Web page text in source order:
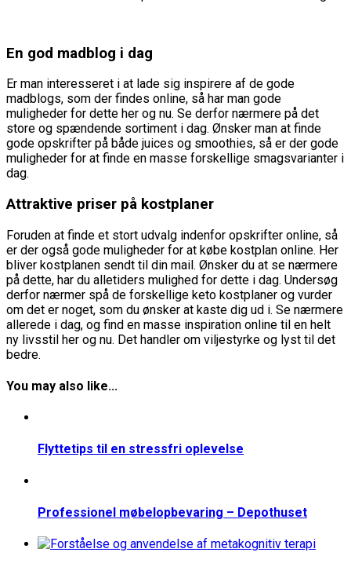
En god madblog i dag
Er man interesseret i at lade sig inspirere af de gode
madblogs, som der findes online, så har man gode
muligheder for dette her og nu. Se derfor nærmere på det
store og spændende sortiment i dag. Ønsker man at finde
gode opskrifter på både juices og smoothies, så er der gode
muligheder for at finde en masse forskellige smagsvarianter i
dag.
Attraktive priser på kostplaner
Foruden at finde et stort udvalg indenfor opskrifter online, så
er der også gode muligheder for at købe kostplan online. Her
bliver kostplanen sendt til din mail. Ønsker du at se nærmere
på dette, har du alletiders mulighed for dette i dag. Undersøg
derfor nærmer spå de forskellige keto kostplaner og vurder
om det er noget, som du ønsker at kaste dig ud i. Se nærmere
allerede i dag, og find en masse inspiration online til en helt
ny livsstil her og nu. Det handler om viljestyrke og lyst til det
bedre.
You may also like...
Flyttetips til en stressfri oplevelse
Professionel møbelopbevaring – Depothuset